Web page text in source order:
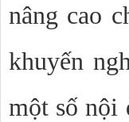
nâng cao
khuyến
một số nội